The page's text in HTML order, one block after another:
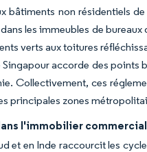
non résidentiels
les immeubles de
verts aux toitures
accorde des points
Collectivement, ces
principales zones
l'immobilier commercial
et en Inde raccourcit les